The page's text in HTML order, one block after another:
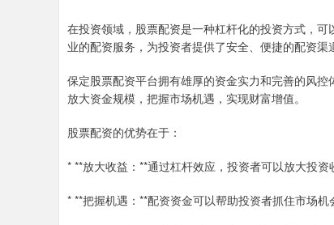
在投资领域，股票配资是一种杠杆化的投资方式，
业的配资服务，为投资者提供了安全、便捷的配资渠
保定股票配资平台拥有雄厚的资金实力和完善的风
放大资金规模，把握市场机遇，实现财富增值。
股票配资的优势在于：
* **放大收益：**通过杠杆效应，投资者可以放大投资
* **把握机遇：**配资资金可以帮助投资者抓住市场机